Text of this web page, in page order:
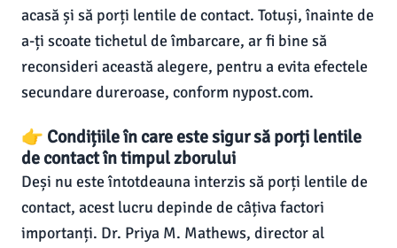
acasă și să porți lentile de contact. Totuși, înainte de
a-ți scoate tichetul de îmbarcare, ar fi bine să
reconsideri această alegere, pentru a evita efectele
secundare dureroase, conform nypost.com.
👉 Condițiile în care este sigur să porți lentile
de contact în timpul zborului
Deși nu este întotdeauna interzis să porți lentile de
contact, acest lucru depinde de câțiva factori
importanți. Dr. Priya M. Mathews, director al